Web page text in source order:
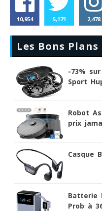
10,954 5,171 2,478
Les Bons Plans
-73%
Sport
Robot
prix
Casque
Batterie
Prob à